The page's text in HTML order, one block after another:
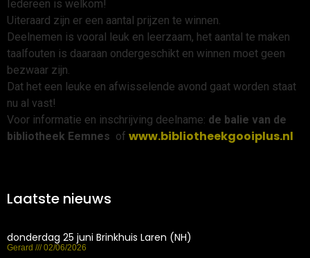
Iedereen is welkom!
Uiteraard zijn er een aantal prijzen te winnen.
Deelnemen is vooral leuk en leerzaam, het aantal te maken
taalfouten is daaraan ondergeschikt en winnen moet geen
bezwaar zijn.
Dat het een leuke en afwisselende avond gaat worden staat
nu al vast!
Voor informatie en inschrijving deelname: de balie van de
bibliotheek Eemnes of www.bibliotheekgooiplus.nl
Laatste nieuws
donderdag 25 juni Brinkhuis Laren (NH)
Gerard 02/06/2026